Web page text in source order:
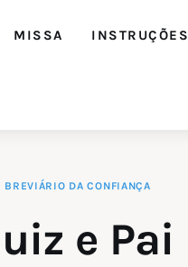
MISSA INSTRUÇÕES
BREVIÁRIO DA CONFIANÇA
e Pai